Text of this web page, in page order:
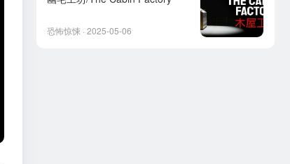
恐怖惊悚 · 2025-05-06